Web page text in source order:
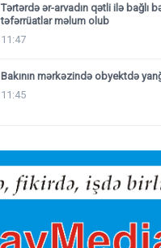
Tərtərdə ər-arvadın qətli ilə bağlı
təfərrüatlar məlum olub
11:47
Bakının mərkəzində obyektdə
11:45